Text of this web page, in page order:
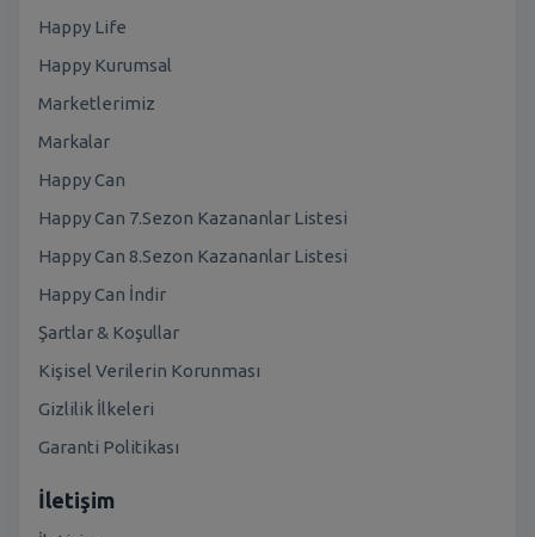
Happy Life
Happy Kurumsal
Marketlerimiz
Markalar
Happy Can
Happy Can 7.Sezon Kazananlar Listesi
Happy Can 8.Sezon Kazananlar Listesi
Happy Can İndir
Şartlar & Koşullar
Kişisel Verilerin Korunması
Gizlilik İlkeleri
Garanti Politikası
İletişim